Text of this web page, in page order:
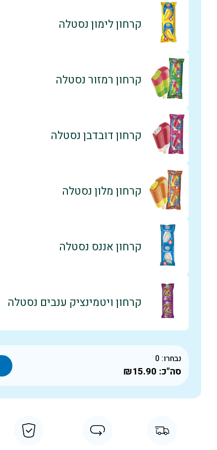
קרחון לימון נסטלה
קרחון רמזור נסטלה
קרחון דובדבן נסטלה
קרחון מלון נסטלה
קרחון אננס נסטלה
קרחון ויטמינציק ענבים נסטלה
נבחרו: 0
סה"כ: ₪15.90